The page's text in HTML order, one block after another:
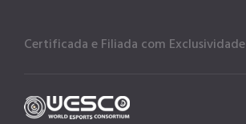
Certificada e Filiada com Exclusividade